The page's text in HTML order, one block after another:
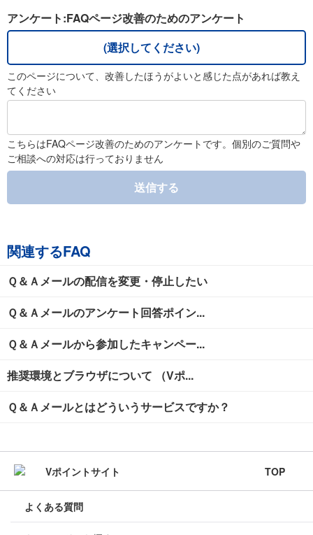
アンケート:FAQページ改善のためのアンケート
(選択してください)
このページについて、改善したほうがよいと感じた点があれば教え
てください
こちらはFAQページ改善のためのアンケートです。個別のご質問や
ご相談への対応は行っておりません
送信する
関連するFAQ
Ｑ＆Ａメールの配信を変更・停止したい
Ｑ＆Ａメールのアンケート回答ポイン...
Ｑ＆Ａメールから参加したキャンペー...
推奨環境とブラウザについて （Vポ...
Ｑ＆Ａメールとはどういうサービスですか？
TOP
よくある質問